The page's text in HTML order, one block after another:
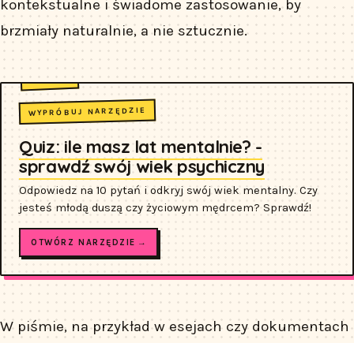
kontekstualne i świadome zastosowanie, by
brzmiały naturalnie, a nie sztucznie.
WYPRÓBUJ NARZĘDZIE
Quiz: ile masz lat mentalnie? -
sprawdź swój wiek psychiczny
Odpowiedz na 10 pytań i odkryj swój wiek mentalny. Czy
jesteś młodą duszą czy życiowym mędrcem? Sprawdź!
OTWÓRZ NARZĘDZIE →
W piśmie, na przykład w esejach czy dokumentach